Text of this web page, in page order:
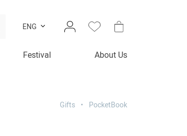
ENG
Festival About Us
Gifts PocketBook